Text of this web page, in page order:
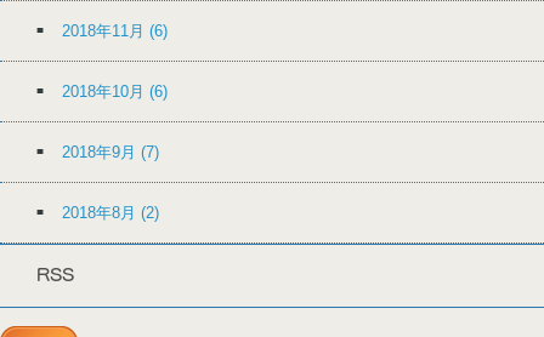
2018年11月 (6)
2018年10月 (6)
2018年9月 (7)
2018年8月 (2)
RSS